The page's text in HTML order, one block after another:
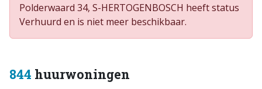
Polderwaard 34, S-HERTOGENBOSCH heeft status
Verhuurd en is niet meer beschikbaar.
844 huurwoningen